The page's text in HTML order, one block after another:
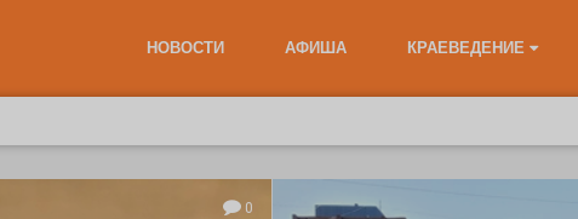
НОВОСТИ АФИША КРАЕВЕДЕНИЕ
0